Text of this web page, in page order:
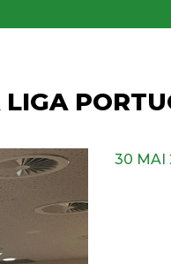
30 MAI